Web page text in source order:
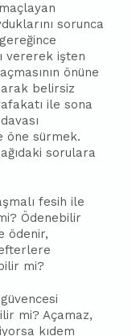
sorunca
vererek işten
önüne
belirsiz
ile sona
öne sürmek.
sorulara
fesih ile
Ödenebilir
ödenir,
mi?
mi? Açamaz,
kıdem